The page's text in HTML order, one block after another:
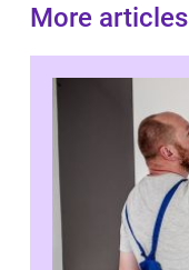
More articles